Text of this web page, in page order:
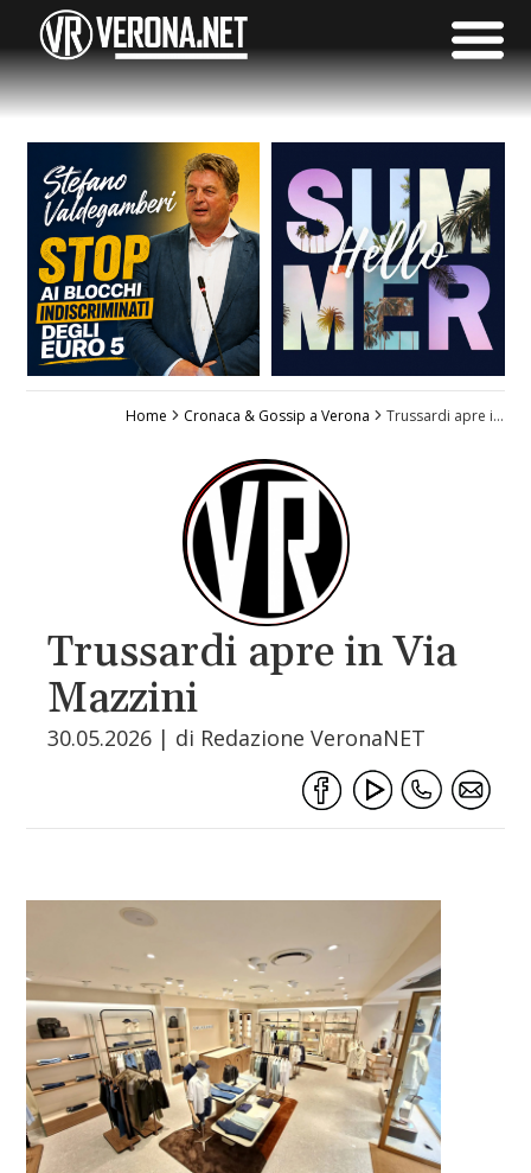
Home Cronaca & Gossip a Verona Trussardi apre in Via Mazzini
Trussardi apre in Via
Mazzini
30.05.2026 | di Redazione VeronaNET